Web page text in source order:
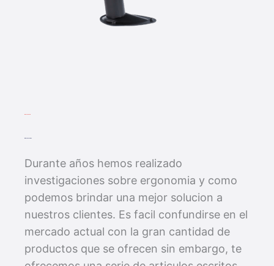
Durante años hemos realizado
investigaciones sobre ergonomia y como
podemos brindar una mejor solucion a
nuestros clientes. Es facil confundirse en el
mercado actual con la gran cantidad de
productos que se ofrecen sin embargo, te